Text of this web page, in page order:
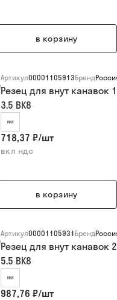
в корзину
Артикул00001105913Бренд
Резец для внут канавок
3.5 ВК8
718,37 ₽/шт
вкл ндс
в корзину
Артикул00001105931 Бренд
Резец для внут канавок
5.5 ВК8
987,76 ₽/шт